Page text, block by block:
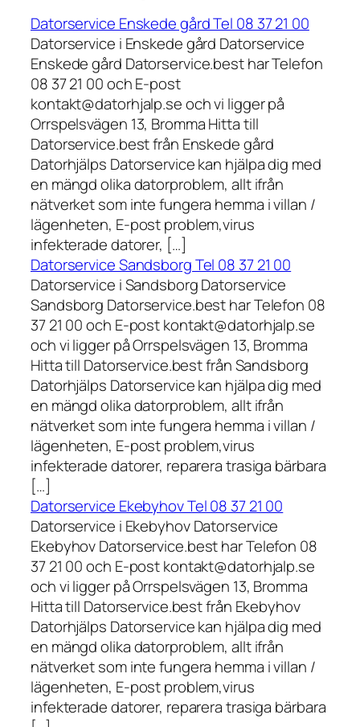
Datorservice Enskede gård Tel 08 37 21 00
Datorservice i Enskede gård Datorservice
Enskede gård Datorservice.best har Telefon
08 37 21 00 och E-post
kontakt@datorhjalp.se och vi ligger på
Orrspelsvägen 13, Bromma Hitta till
Datorservice.best från Enskede gård
Datorhjälps Datorservice kan hjälpa dig med
en mängd olika datorproblem, allt ifrån
nätverket som inte fungera hemma i villan /
lägenheten, E-post problem,virus
infekterade datorer, […]
Datorservice Sandsborg Tel 08 37 21 00
Datorservice i Sandsborg Datorservice
Sandsborg Datorservice.best har Telefon 08
37 21 00 och E-post kontakt@datorhjalp.se
och vi ligger på Orrspelsvägen 13, Bromma
Hitta till Datorservice.best från Sandsborg
Datorhjälps Datorservice kan hjälpa dig med
en mängd olika datorproblem, allt ifrån
nätverket som inte fungera hemma i villan /
lägenheten, E-post problem,virus
infekterade datorer, reparera trasiga bärbara
[…]
Datorservice Ekebyhov Tel 08 37 21 00
Datorservice i Ekebyhov Datorservice
Ekebyhov Datorservice.best har Telefon 08
37 21 00 och E-post kontakt@datorhjalp.se
och vi ligger på Orrspelsvägen 13, Bromma
Hitta till Datorservice.best från Ekebyhov
Datorhjälps Datorservice kan hjälpa dig med
en mängd olika datorproblem, allt ifrån
nätverket som inte fungera hemma i villan /
lägenheten, E-post problem,virus
infekterade datorer, reparera trasiga bärbara